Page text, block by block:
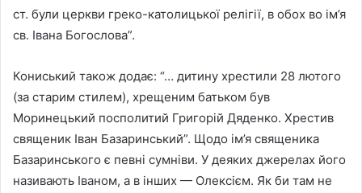
ст. були церкви греко-католицької релігії, в обох во ім’я
св. Івана Богослова”.
Кониський також додає: “… дитину хрестили 28 лютого
(за старим стилем), хрещеним батьком був
Моринецький посполитий Григорій Дяденко. Хрестив
священик Іван Базаринський”. Щодо ім’я священика
Базаринського є певні сумніви. У деяких джерелах його
називають Іваном, а в інших — Олексієм. Як би там не